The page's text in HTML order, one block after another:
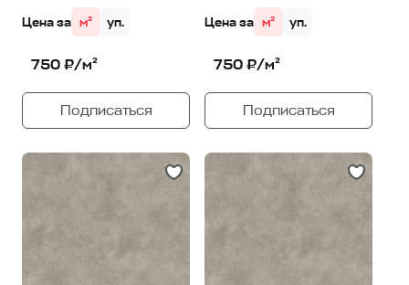
Цена за м² уп.
750 ₽/м²
Подписаться
Цена за м² уп.
750 ₽/м²
Подписаться